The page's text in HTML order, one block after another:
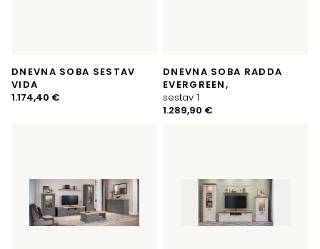
DNEVNA SOBA SESTAV
VIDA
1.174,40 €
DNEVNA SOBA RADDA
EVERGREEN,
sestav 1
1.289,90 €